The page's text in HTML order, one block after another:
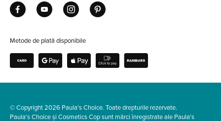
Metode de plată disponibile
© Copyright 2026 Paula's Choice. Toate drepturile rezervate.
Paula's Choice și Cosmetics Cop sunt mărci înregistrate ale Paula's